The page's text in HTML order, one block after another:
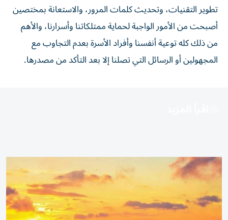
تطوير التقنيات، وتحديث كلمات المرور، والاستعانة بمختصين
أصبحت من الأمور الواجبة لحماية ممتلكاتنا وأسرارنا، والأهم
من ذلك كله توعية أنفسنا وأفراد الأسرة بعدم التجاوب مع
المجهولين أو الرسائل التي تصلنا إلا بعد التأكد من مصدرها.